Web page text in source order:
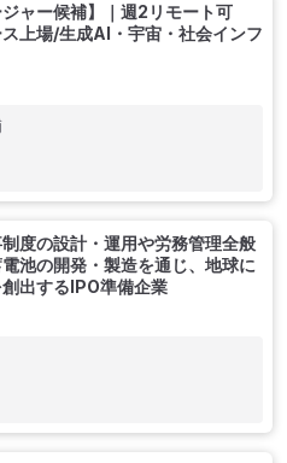
ジャー候補】｜週2リモート可
上場/生成AI・宇宙・社会インフ
制度の設計・運用や労務管理全般
池の開発・製造を通じ、地球に
出するIPO準備企業